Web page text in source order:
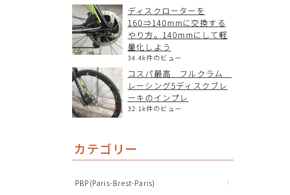
ディスクローターを
160⇒140mmに交換する
やり方。140mmにして軽
量化しよう
34.4k件のビュー
コスパ最高 フルクラム
レーシング5ディスクブレ
ーキのインプレ
32.1k件のビュー
カテゴリー
PBP(Paris-Brest-Paris)